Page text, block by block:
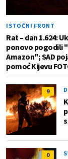
ISTOČNI FRONT
Rat – dan 1.624:
ponovo pogodili
Amazon"; SAD
pomoć Kijevu
9
0